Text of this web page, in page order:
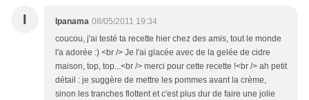
I Ipanama 08/05/2011 19:34
coucou, j'ai testé ta recette hier chez des amis, tout le monde
l'a adorée :) <br /> Je l'ai glacée avec de la gelée de cidre
maison, top, top...<br /> merci pour cette recette !<br /> ah petit
détail : je suggère de mettre les pommes avant la crème,
sinon les tranches flottent et c'est plus dur de faire une jolie